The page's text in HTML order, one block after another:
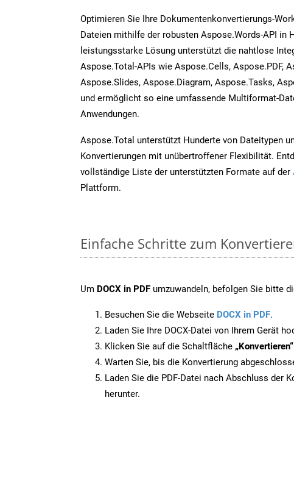
Optimieren Sie Ihre Dokumentenkonvertierungs-
Dateien mithilfe der robusten Aspose.Words-API in
leistungsstarke Lösung unterstützt die nahtlose
Aspose.Total-APIs wie Aspose.Cells, Aspose.PDF,
Aspose.Slides, Aspose.Diagram, Aspose.Tasks,
und ermöglicht so eine umfassende Multiformat-
Anwendungen.
Aspose.Total unterstützt Hunderte von Dateitypen
Konvertierungen mit unübertroffener Flexibilität.
vollständige Liste der unterstützten Formate auf der
Plattform.
Einfache Schritte zum
Um DOCX in PDF umzuwandeln, befolgen Sie bitte
Besuchen Sie die Webseite DOCX in PDF.
Laden Sie Ihre DOCX-Datei von Ihrem Gerät
Klicken Sie auf die Schaltfläche „Konvertieren“
Warten Sie, bis die Konvertierung
Laden Sie die PDF-Datei nach Abschluss der
herunter.